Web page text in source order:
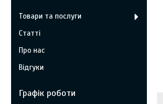
Товари та послуги
Статті
Про нас
Відгуки
Графік роботи